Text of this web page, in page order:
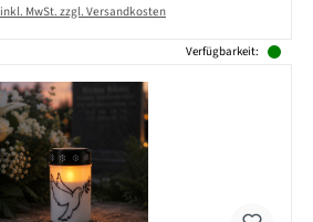
MwSt. zzgl. Versandkosten
Verfügbarkeit: